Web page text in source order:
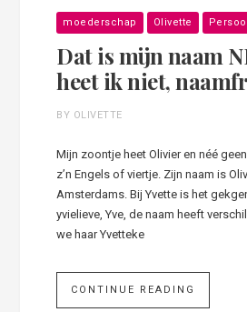
moederschap Olivette
Dat is mijn naam
heet ik niet,
BY OLIVETTE
Mijn zoontje heet Olivier en néé
z’n Engels of viertje. Zijn naam is
Amsterdams. Bij Yvette is het
yvielieve, Yve, de naam heeft
we haar Yvetteke
CONTINUE READING